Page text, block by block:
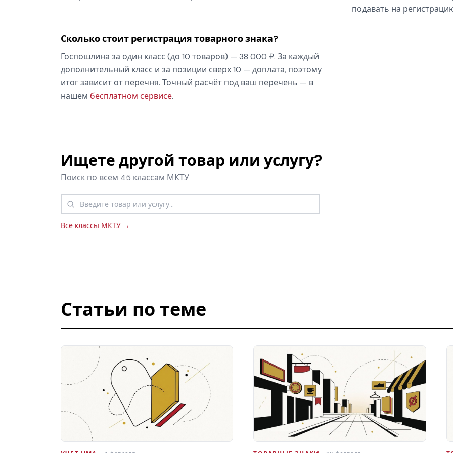
подавать на
Сколько стоит регистрация товарного знака?
Госпошлина за один класс (до 10 товаров) — 38 000 ₽. За каждый
дополнительный класс и за позиции сверх 10 — доплата, поэтому
итог зависит от перечня. Точный расчёт под ваш перечень — в
нашем бесплатном сервисе.
Ищете другой товар или услугу?
Поиск по всем 45 классам МКТУ
Все классы МКТУ →
Статьи по теме